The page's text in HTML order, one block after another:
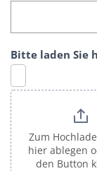
Bitte laden Sie
Zum
hier ablegen
den Button